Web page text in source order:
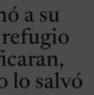
a su
lo salvó